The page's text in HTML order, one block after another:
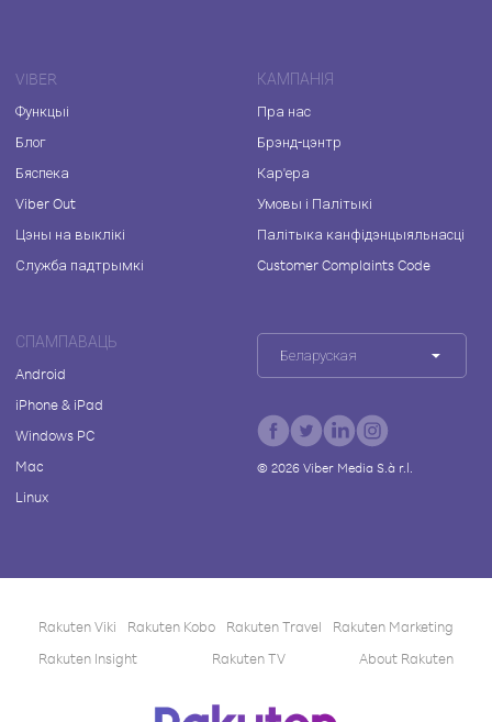
VIBER
Функцыі
Блог
Бяспека
Viber Out
Цэны на выклікі
Служба падтрымкі
КАМПАНІЯ
Пра нас
Брэнд-цэнтр
Кар'ера
Умовы і Палітыкі
Палітыка канфідэнцыяльнасці
Customer Complaints Code
СПАМПАВАЦЬ
Android
iPhone & iPad
Windows PC
Mac
Linux
Беларуская
© 2026Viber Media S.à r.l.
Rakuten Viki Rakuten Kobo Rakuten Travel
Rakuten Marketing
Rakuten Insight
Rakuten TV About Rakuten